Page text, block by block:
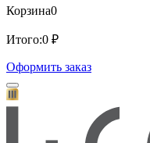
Корзина0
Итого:0 ₽
Оформить заказ